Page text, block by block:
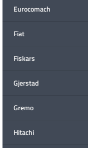
Eurocomach
Fiat
Fiskars
Gjerstad
Gremo
Hitachi